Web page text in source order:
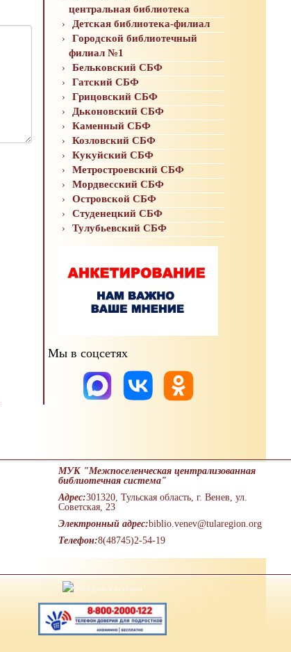
центральная библиотека
Детская библиотека-филиал
Городской библиотечный
филиал №1
Бельковский СБФ
Гатский СБФ
Грицовский СБФ
Дьконовский СБФ
Каменный СБФ
Козловский СБФ
Кукуйский СБФ
Метростроевский СБФ
Мордвесский СБФ
Островской СБФ
Студенецкий СБФ
Тулубьевский СБФ
Мы в соцсетях
МУК "Межпоселенческая централизованная
библиотечная система"
Адрес:301320, Тульская область, г. Венев, ул.
Советская, 23
Электронный адрес:biblio.venev@tularegion.org
Телефон:8(48745)2-54-19